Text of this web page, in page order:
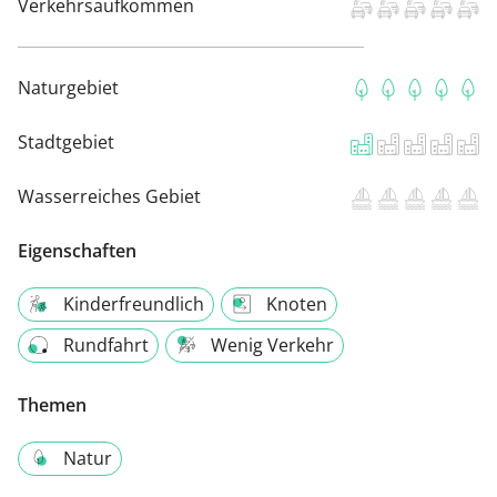
Verkehrsaufkommen
Naturgebiet
Stadtgebiet
Wasserreiches Gebiet
Eigenschaften
Kinderfreundlich
Knoten
Rundfahrt
Wenig Verkehr
Themen
Natur